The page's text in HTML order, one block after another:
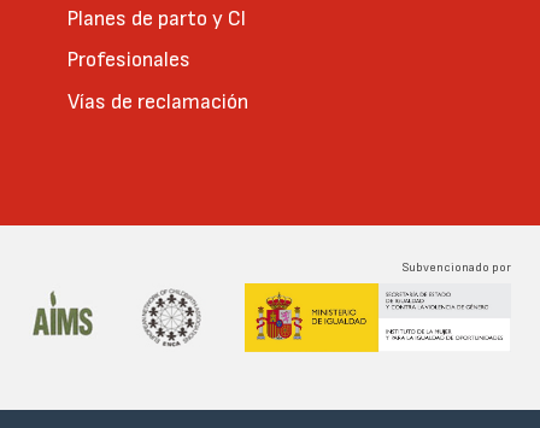
Planes de parto y CI
Profesionales
Vías de reclamación
Subvencionado por